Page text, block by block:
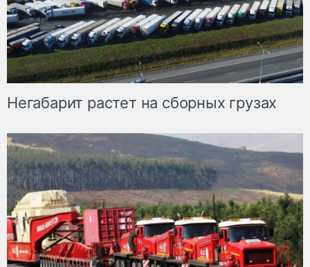
Негабарит растет на сборных грузах